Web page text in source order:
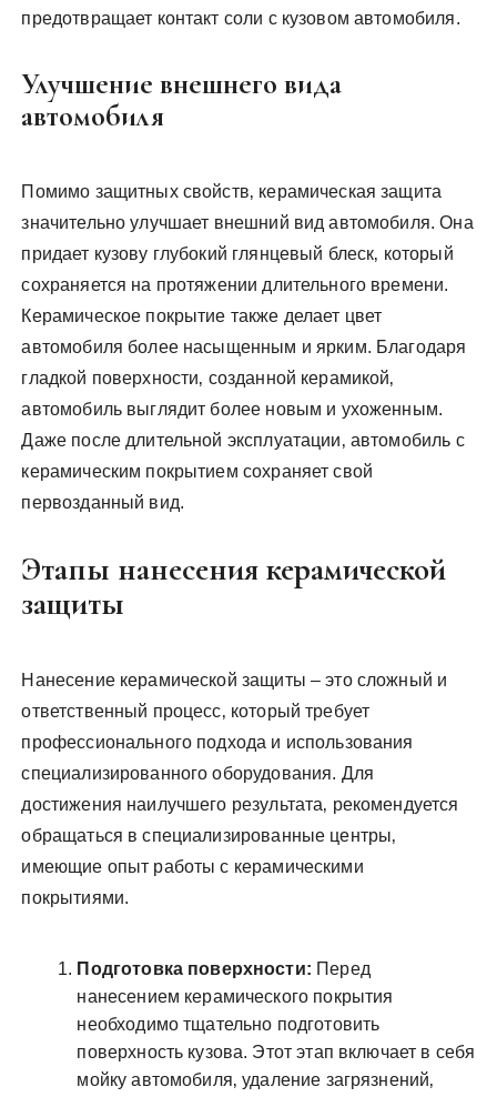
предотвращает контакт соли с кузовом автомобиля.
Улучшение внешнего вида
автомобиля
Помимо защитных свойств‚ керамическая защита
значительно улучшает внешний вид автомобиля. Она
придает кузову глубокий глянцевый блеск‚ который
сохраняется на протяжении длительного времени.
Керамическое покрытие также делает цвет
автомобиля более насыщенным и ярким. Благодаря
гладкой поверхности‚ созданной керамикой‚
автомобиль выглядит более новым и ухоженным.
Даже после длительной эксплуатации‚ автомобиль с
керамическим покрытием сохраняет свой
первозданный вид.
Этапы нанесения керамической
защиты
Нанесение керамической защиты – это сложный и
ответственный процесс‚ который требует
профессионального подхода и использования
специализированного оборудования. Для
достижения наилучшего результата‚ рекомендуется
обращаться в специализированные центры‚
имеющие опыт работы с керамическими
покрытиями.
Подготовка поверхности: Перед
нанесением керамического покрытия
необходимо тщательно подготовить
поверхность кузова. Этот этап включает в себя
мойку автомобиля‚ удаление загрязнений‚